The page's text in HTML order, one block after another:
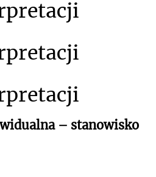
– stanowisko